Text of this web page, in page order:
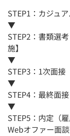
STEP1：カジュ
▼
STEP2：書類選
施】
▼
STEP3：1次面接
▼
STEP4：最終面
▼
STEP5：内定（
Webオファー面談